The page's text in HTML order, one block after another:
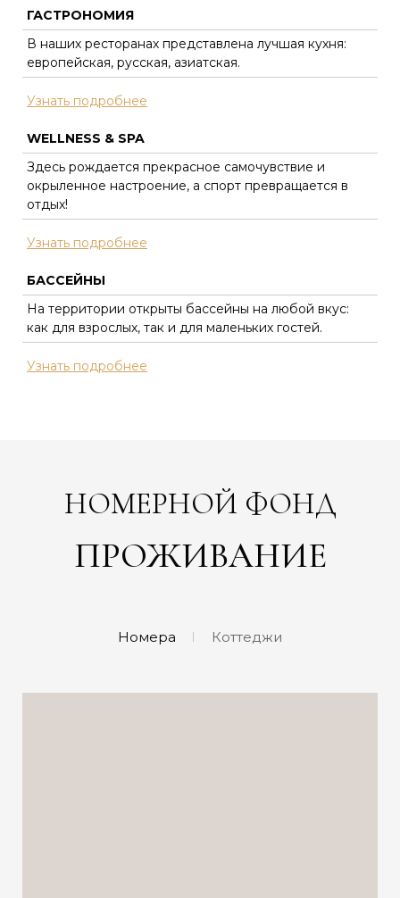
ГАСТРОНОМИЯ
В наших ресторанах представлена лучшая кухня:
европейская, русская, азиатская.
Узнать подробнее
WELLNESS & SPA
Здесь рождается прекрасное самочувствие и
окрыленное настроение, а спорт превращается в
отдых!
Узнать подробнее
БАССЕЙНЫ
На территории открыты бассейны на любой вкус:
как для взрослых, так и для маленьких гостей.
Узнать подробнее
НОМЕРНОЙ ФОНД
ПРОЖИВАНИЕ
Номера Коттеджи